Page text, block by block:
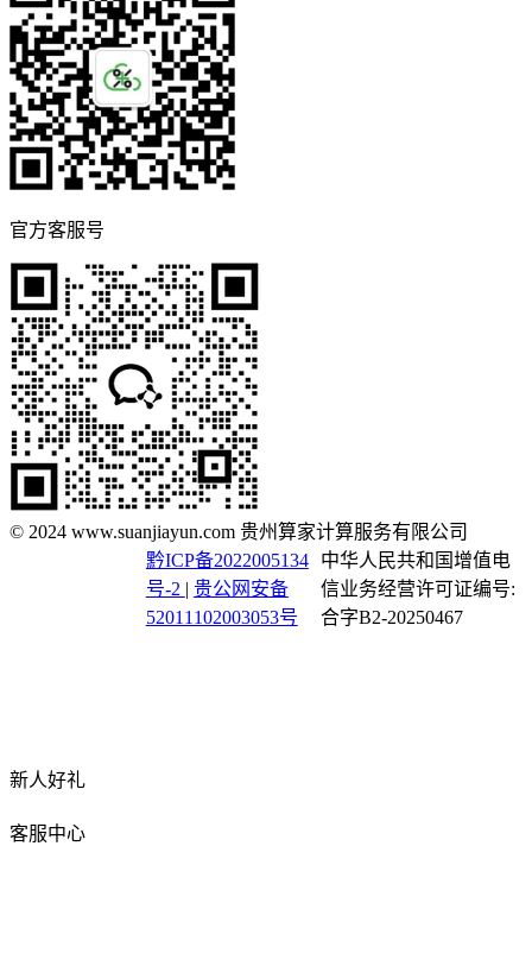
官方客服号
© 2024 www.suanjiayun.com 贵州算家计算服务有限公司
黔ICP备2022005134
号-2 | 贵公网安备
52011102003053号
中华人民共和国增值电
信业务经营许可证编号:
合字B2-20250467
新人好礼
客服中心